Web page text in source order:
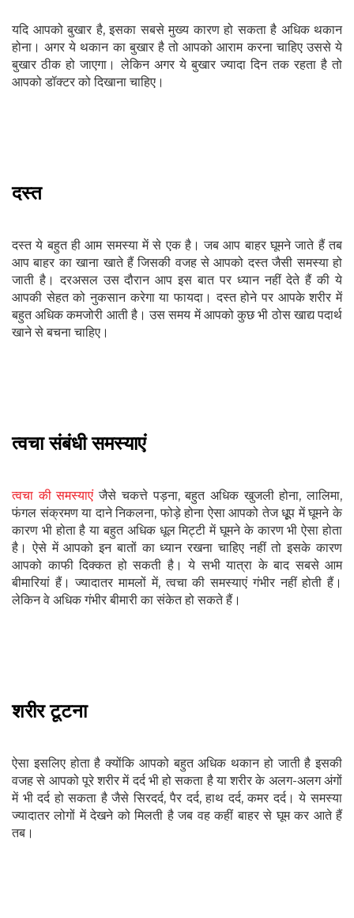
यदि आपको बुखार है, इसका सबसे मुख्य कारण हो सकता है अधिक थकान
होना। अगर ये थकान का बुखार है तो आपको आराम करना चाहिए उससे ये
बुखार ठीक हो जाएगा। लेकिन अगर ये बुखार ज्यादा दिन तक रहता है तो
आपको डॉक्टर को दिखाना चाहिए।
दस्त
दस्त ये बहुत ही आम समस्या में से एक है। जब आप बाहर घूमने जाते हैं तब
आप बाहर का खाना खाते हैं जिसकी वजह से आपको दस्त जैसी समस्या हो
जाती है। दरअसल उस दौरान आप इस बात पर ध्यान नहीं देते हैं की ये
आपकी सेहत को नुकसान करेगा या फायदा। दस्त होने पर आपके शरीर में
बहुत अधिक कमजोरी आती है। उस समय में आपको कुछ भी ठोस खाद्य पदार्थ
खाने से बचना चाहिए।
त्वचा संबंधी समस्याएं
त्वचा की समस्याएं जैसे चकत्ते पड़ना, बहुत अधिक खुजली होना, लालिमा,
फंगल संक्रमण या दाने निकलना, फोड़े होना ऐसा आपको तेज धूूूप में घूमने के
कारण भी होता है या बहुत अधिक धूल मिट्टी में घूमने के कारण भी ऐसा होता
है। ऐसे में आपको इन बातों का ध्यान रखना चाहिए नहीं तो इसके कारण
आपको काफी दिक्कत हो सकती है। ये सभी यात्रा के बाद सबसे आम
बीमारियां हैं। ज्यादातर मामलों में, त्वचा की समस्याएं गंभीर नहीं होती हैं।
लेकिन वे अधिक गंभीर बीमारी का संकेत हो सकते हैं।
शरीर टूटना
ऐसा इसलिए होता है क्योंकि आपको बहुत अधिक थकान हो जाती है इसकी
वजह से आपको पूरे शरीर में दर्द भी हो सकता है या शरीर के अलग-अलग अंगों
में भी दर्द हो सकता है जैसे सिरदर्द, पैर दर्द, हाथ दर्द, कमर दर्द। ये समस्या
ज्यादातर लोगों में देखने को मिलती है जब वह कहीं बाहर से घूम कर आते हैं
तब।